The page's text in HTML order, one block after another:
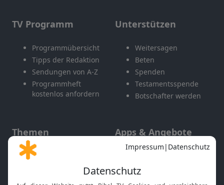
TV Programm
Programmübersicht
Tipps der Redaktion
Sendungen von A-Z
Programmheft
kostenlos anfordern
Unterstützen
Weitersagen
Beten
Spenden
Testamentsspende
Botschafter werden
Themen
Gott und Bibel erklärt
Apps & Angebote
Mobile App